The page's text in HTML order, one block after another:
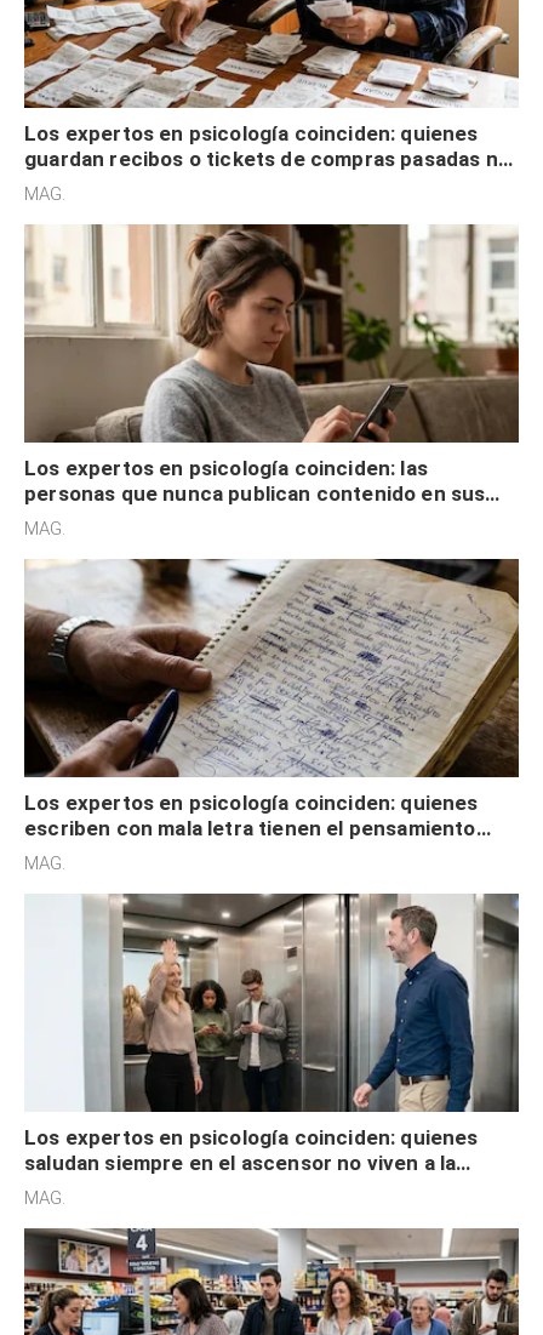
Los expertos en psicología coinciden: quienes
guardan recibos o tickets de compras pasadas no
son acumuladores, sino que tienen necesidad de
MAG.
Los expertos en psicología coinciden: las
personas que nunca publican contenido en sus
redes sociales no pretenden buscar validación
MAG.
Los expertos en psicología coinciden: quienes
escriben con mala letra tienen el pensamiento
acelerado y no lo hacen por desinterés
MAG.
Los expertos en psicología coinciden: quienes
saludan siempre en el ascensor no viven a la
defensiva y tienen apertura social
MAG.